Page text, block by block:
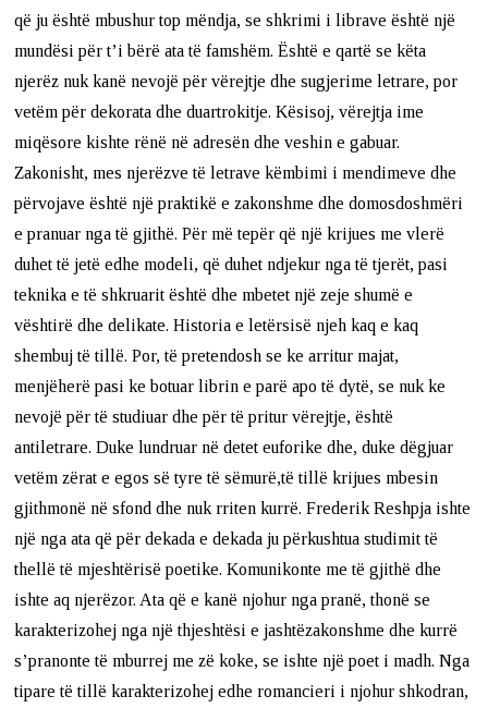
që ju është mbushur top mëndja, se shkrimi i librave është një
mundësi për t’i bërë ata të famshëm. Është e qartë se këta
njerëz nuk kanë nevojë për vërejtje dhe sugjerime letrare, por
vetëm për dekorata dhe duartrokitje. Kësisoj, vërejtja ime
miqësore kishte rënë në adresën dhe veshin e gabuar.
Zakonisht, mes njerëzve të letrave këmbimi i mendimeve dhe
përvojave është një praktikë e zakonshme dhe domosdoshmëri
e pranuar nga të gjithë. Për më tepër që një krijues me vlerë
duhet të jetë edhe modeli, që duhet ndjekur nga të tjerët, pasi
teknika e të shkruarit është dhe mbetet një zeje shumë e
vështirë dhe delikate. Historia e letërsisë njeh kaq e kaq
shembuj të tillë. Por, të pretendosh se ke arritur majat,
menjëherë pasi ke botuar librin e parë apo të dytë, se nuk ke
nevojë për të studiuar dhe për të pritur vërejtje, është
antiletrare. Duke lundruar në detet euforike dhe, duke dëgjuar
vetëm zërat e egos së tyre të sëmurë,të tillë krijues mbesin
gjithmonë në sfond dhe nuk rriten kurrë. Frederik Reshpja ishte
një nga ata që për dekada e dekada ju përkushtua studimit të
thellë të mjeshtërisë poetike. Komunikonte me të gjithë dhe
ishte aq njerëzor. Ata që e kanë njohur nga pranë, thonë se
karakterizohej nga një thjeshtësi e jashtëzakonshme dhe kurrë
s’pranonte të mburrej me zë koke, se ishte një poet i madh. Nga
tipare të tillë karakterizohej edhe romancieri i njohur shkodran,